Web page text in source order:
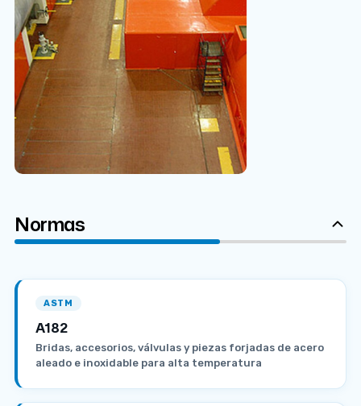
Normas
ASTM
A182
Bridas, accesorios, válvulas y piezas forjadas de acero
aleado e inoxidable para alta temperatura